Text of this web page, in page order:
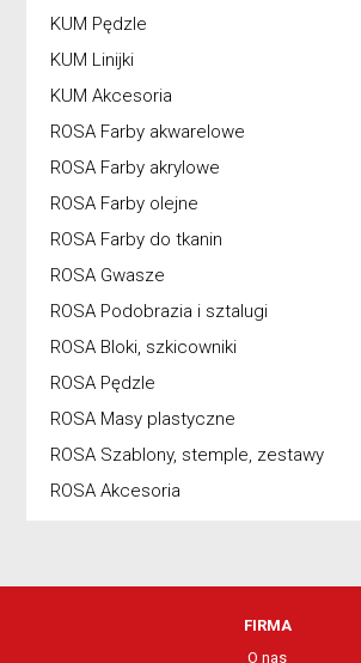
KUM Pędzle
KUM Linijki
KUM Akcesoria
ROSA Farby akwarelowe
ROSA Farby akrylowe
ROSA Farby olejne
ROSA Farby do tkanin
ROSA Gwasze
ROSA Podobrazia i sztalugi
ROSA Bloki, szkicowniki
ROSA Pędzle
ROSA Masy plastyczne
ROSA Szablony, stemple, zestawy
ROSA Akcesoria
FIRMA
O nas